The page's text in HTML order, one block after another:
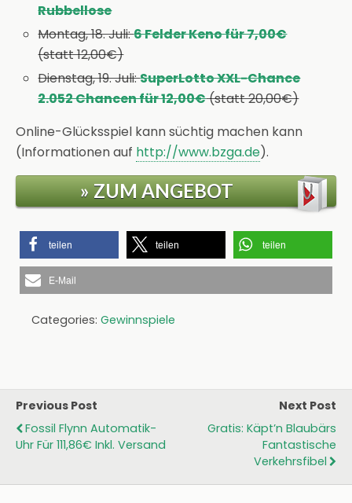
Rubbellose
Montag, 18. Juli:6 Felder Keno für 7,00€
(statt 12,00€)
Dienstag, 19. Juli:SuperLotto XXL-Chance
2.052 Chancen für 12,00€(statt 20,00€)
Online-Glücksspiel kann süchtig machen kann
(Informationen auf http://www.bzga.de).
» ZUM ANGEBOT
teilen teilen teilen
E-Mail
Categories: Gewinnspiele
Previous Post
Fossil Flynn Automatik-
Uhr Für 111,86€ Inkl. Versand
Next Post
Gratis: Käpt’n Blaubärs
Fantastische
Verkehrsfibel